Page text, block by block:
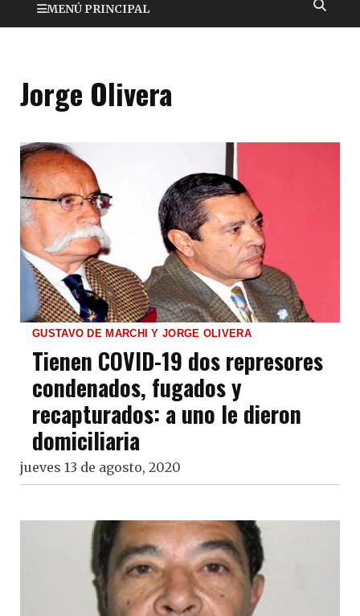
MENÚ PRINCIPAL
Jorge Olivera
GUSTAVO DE MARCHI Y JORGE OLIVERA
Tienen COVID-19 dos represores
condenados, fugados y
recapturados: a uno le dieron
domiciliaria
jueves 13 de agosto, 2020